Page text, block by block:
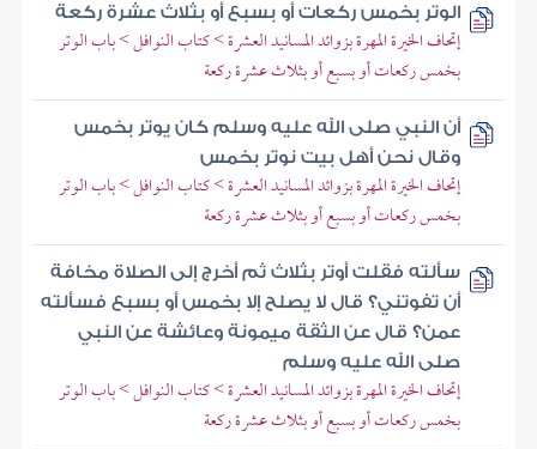
الوتر بخمس ركعات أو بسبع أو بثلاث عشرة ركعة
إتحاف الخيرة المهرة بزوائد المسانيد العشرة > كتاب النوافل > باب الوتر
بخمس ركعات أو بسبع أو بثلاث عشرة ركعة
أن النبي صلى الله عليه وسلم كان يوتر بخمس
وقال نحن أهل بيت نوتر بخمس
إتحاف الخيرة المهرة بزوائد المسانيد العشرة > كتاب النوافل > باب الوتر
بخمس ركعات أو بسبع أو بثلاث عشرة ركعة
سألته فقلت أوتر بثلاث ثم أخرج إلى الصلاة مخافة
أن تفوتني؟ قال لا يصلح إلا بخمس أو بسبع فسألته
عمن؟ قال عن الثقة ميمونة وعائشة عن النبي
صلى الله عليه وسلم
إتحاف الخيرة المهرة بزوائد المسانيد العشرة > كتاب النوافل > باب الوتر
بخمس ركعات أو بسبع أو بثلاث عشرة ركعة